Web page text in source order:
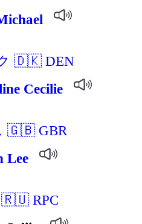
🇩🇰 DEN
Cecilie
🇬🇧 GBR
Lee
🇷🇺 RPC